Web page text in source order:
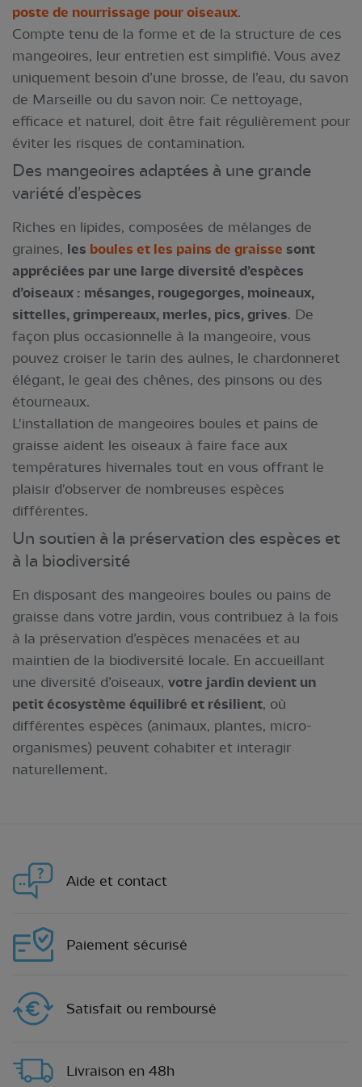
poste de nourrissage pour oiseaux.
Compte tenu de la forme et de la structure de ces
mangeoires, leur entretien est simplifié. Vous avez
uniquement besoin d’une brosse, de l’eau, du savon
de Marseille ou du savon noir. Ce nettoyage,
efficace et naturel, doit être fait régulièrement pour
éviter les risques de contamination.
Des mangeoires adaptées à une grande
variété d'espèces
Riches en lipides, composées de mélanges de
graines, les boules et les pains de graisse sont
appréciées par une large diversité d’espèces
d’oiseaux : mésanges, rougegorges, moineaux,
sittelles, grimpereaux, merles, pics, grives. De
façon plus occasionnelle à la mangeoire, vous
pouvez croiser le tarin des aulnes, le chardonneret
élégant, le geai des chênes, des pinsons ou des
étourneaux.
L'installation de mangeoires boules et pains de
graisse aident les oiseaux à faire face aux
températures hivernales tout en vous offrant le
plaisir d'observer de nombreuses espèces
différentes.
Un soutien à la préservation des espèces et
à la biodiversité
En disposant des mangeoires boules ou pains de
graisse dans votre jardin, vous contribuez à la fois
à la préservation d’espèces menacées et au
maintien de la biodiversité locale. En accueillant
une diversité d’oiseaux, votre jardin devient un
petit écosystème équilibré et résilient, où
différentes espèces (animaux, plantes, micro-
organismes) peuvent cohabiter et interagir
naturellement.
Aide et contact
Paiement sécurisé
Satisfait ou remboursé
Livraison en 48h